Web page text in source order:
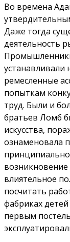
Во времена
Даже тогда
деятельность
устанавливали
ремесленные
попыткам
труд. Были и
братьев Ломб
искусства,
ознаменовала
влиятельное
посчитать
фабриках
первым